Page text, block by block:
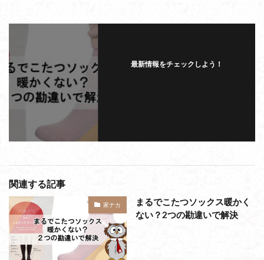
最新情報をチェックしよう！
関連する記事
家ナカ
まるでこたつソックス暖かく
ない？2つの勘違いで解決